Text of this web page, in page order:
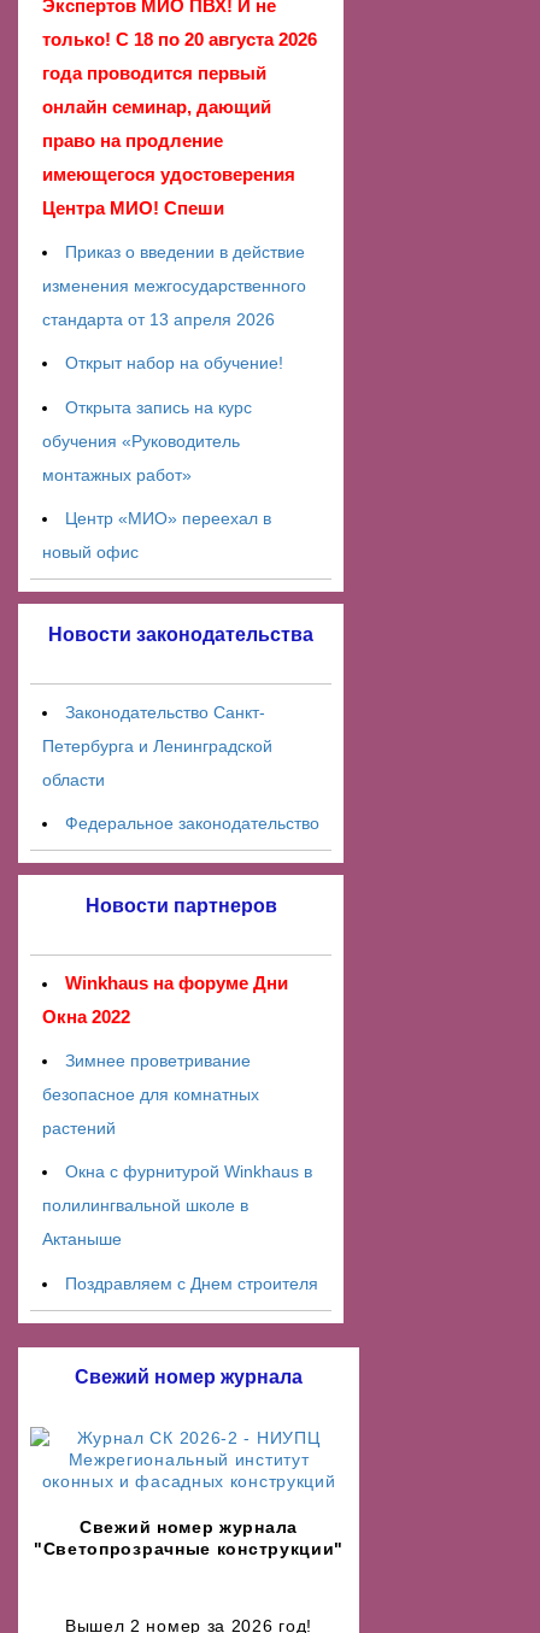
Экспертов МИО ПВХ! И не
только! С 18 по 20 августа 2026
года проводится первый
онлайн семинар, дающий
право на продление
имеющегося удостоверения
Центра МИО! Спеши
Приказ о введении в действие
изменения межгосударственного
стандарта от 13 апреля 2026
Открыт набор на обучение!
Открыта запись на курс
обучения «Руководитель
монтажных работ»
Центр «МИО» переехал в
новый офис
Новости законодательства
Законодательство Санкт-
Петербурга и Ленинградской
области
Федеральное законодательство
Новости партнеров
Winkhaus на форуме Дни
Окна 2022
Зимнее проветривание
безопасное для комнатных
растений
Окна с фурнитурой Winkhaus в
полилингвальной школе в
Актаныше
Поздравляем с Днем строителя
Свежий номер журнала
Свежий номер журнала
"Светопрозрачные конструкции"
Вышел 2 номер за 2026 год!